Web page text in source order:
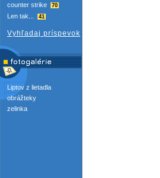
counter strike 70
Len tak... 41
Vyhľadaj príspevok
Liptov z lietadla
obrážteky
zelinka